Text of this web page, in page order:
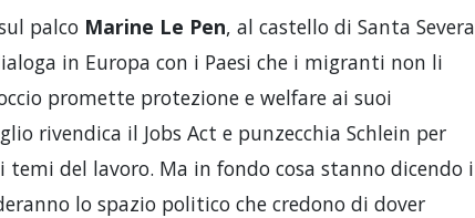
palco Marine Le Pen, al castello di Santa Severa
in Europa con i Paesi che i migranti non li
promette protezione e welfare ai suoi
rivendica il Jobs Act e punzecchia Schlein per
temi del lavoro. Ma in fondo cosa stanno dicendo i
lo spazio politico che credono di dover